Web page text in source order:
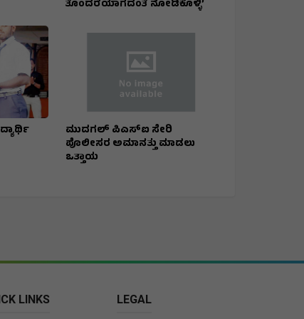
ತೊಂದರೆಯಾಗದಂತೆ ನೋಡಿಕೊಳ್ಳಿ’
ಮುದಗಲ್ ಪಿಎಸ್‌ಐ ಸೇರಿ
ಪೊಲೀಸರ ಅಮಾನತ್ತು ಮಾಡಲು
ಒತ್ತಾಯ
LINKS LEGAL